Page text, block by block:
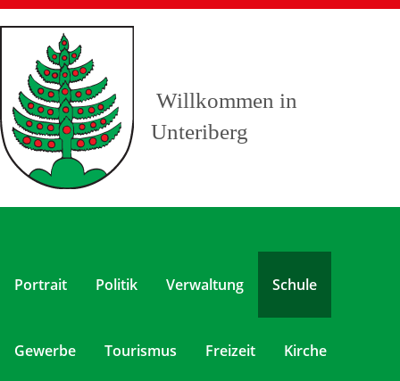
Willkommen in
Unteriberg
Portrait Politik Verwaltung Schule
Gewerbe Tourismus Freizeit Kirche